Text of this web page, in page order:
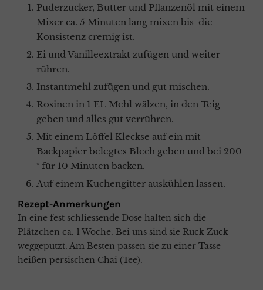
Puderzucker, Butter und Pflanzenöl mit einem
Mixer ca. 5 Minuten lang mixen bis die
Konsistenz cremig ist.
Ei und Vanilleextrakt zufügen und weiter
rühren.
Instantmehl zufügen und gut mischen.
Rosinen in 1 EL Mehl wälzen, in den Teig
geben und alles gut verrühren.
Mit einem Löffel Kleckse auf ein mit
Backpapier belegtes Blech geben und bei 200
° für 10 Minuten backen.
Auf einem Kuchengitter auskühlen lassen.
Rezept-Anmerkungen
In eine fest schliessende Dose halten sich die
Plätzchen ca. 1 Woche. Bei uns sind sie Ruck Zuck
weggeputzt. Am Besten passen sie zu einer Tasse
heißen persischen Chai (Tee).